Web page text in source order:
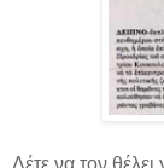
Λέτε να τον